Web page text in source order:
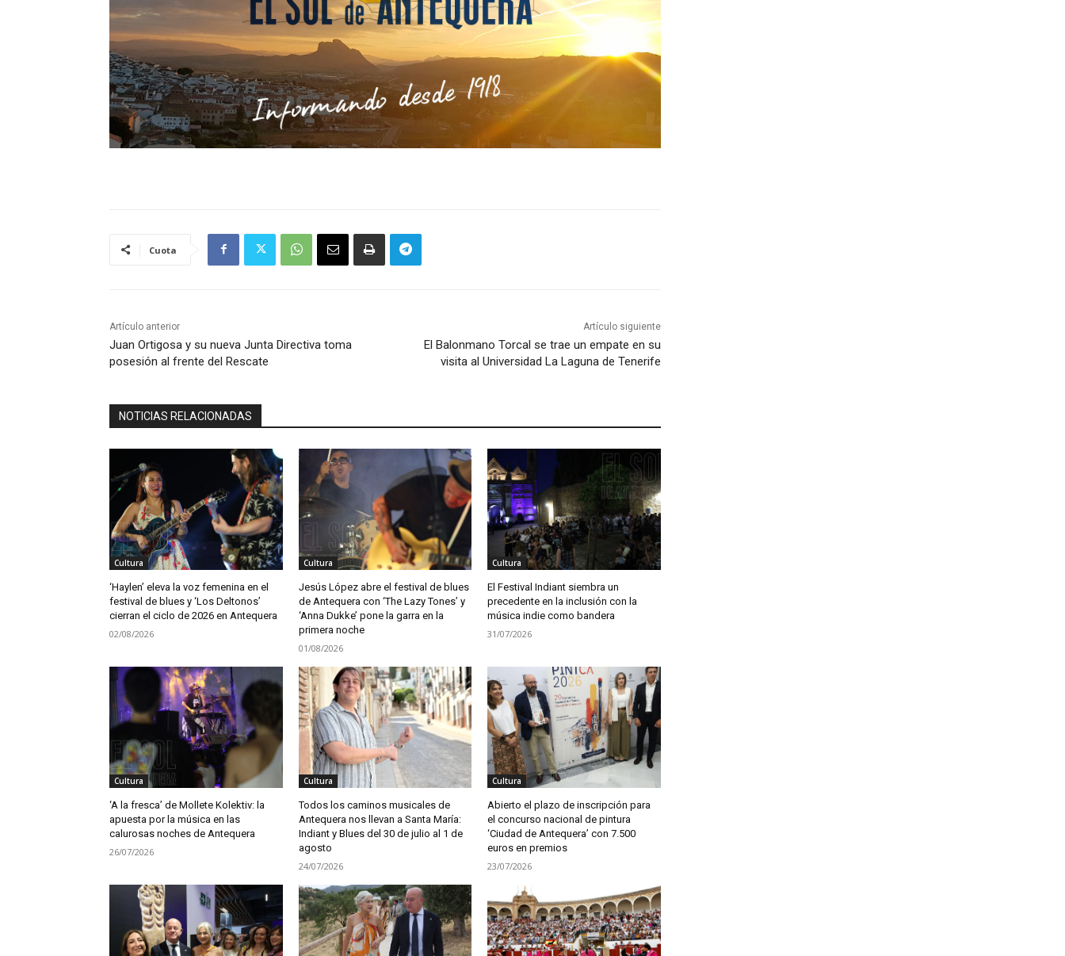
Cuota
Artículo anterior
Juan Ortigosa y su nueva Junta Directiva toma
posesión al frente del Rescate
Artículo siguiente
El Balonmano Torcal se trae un empate en su
visita al Universidad La Laguna de Tenerife
NOTICIAS RELACIONADAS
Cultura
‘Haylen’ eleva la voz femenina en el
festival de blues y ‘Los Deltonos’
cierran el ciclo de 2026 en Antequera
02/08/2026
Cultura
Jesús López abre el festival de blues
de Antequera con ‘The Lazy Tones’ y
‘Anna Dukke’ pone la garra en la
primera noche
01/08/2026
Cultura
El Festival Indiant siembra un
precedente en la inclusión con la
música indie como bandera
31/07/2026
Cultura
‘A la fresca’ de Mollete Kolektiv: la
apuesta por la música en las
calurosas noches de Antequera
26/07/2026
Cultura
Todos los caminos musicales de
Antequera nos llevan a Santa María:
Indiant y Blues del 30 de julio al 1 de
agosto
24/07/2026
Cultura
Abierto el plazo de inscripción para
el concurso nacional de pintura
‘Ciudad de Antequera’ con 7.500
euros en premios
23/07/2026